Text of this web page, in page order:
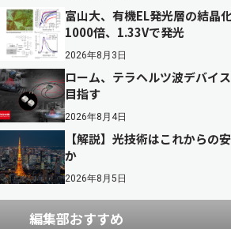
富山大、有機EL発光層の結
1000倍、1.33Vで発光
2026年8月3日
ローム、テラヘルツ波デバイ
目指す
2026年8月4日
【解説】光技術はこれからの
か
2026年8月5日
編集部おすすめ